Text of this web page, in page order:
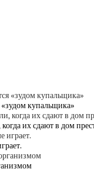
купальщика»
их сдают в дом